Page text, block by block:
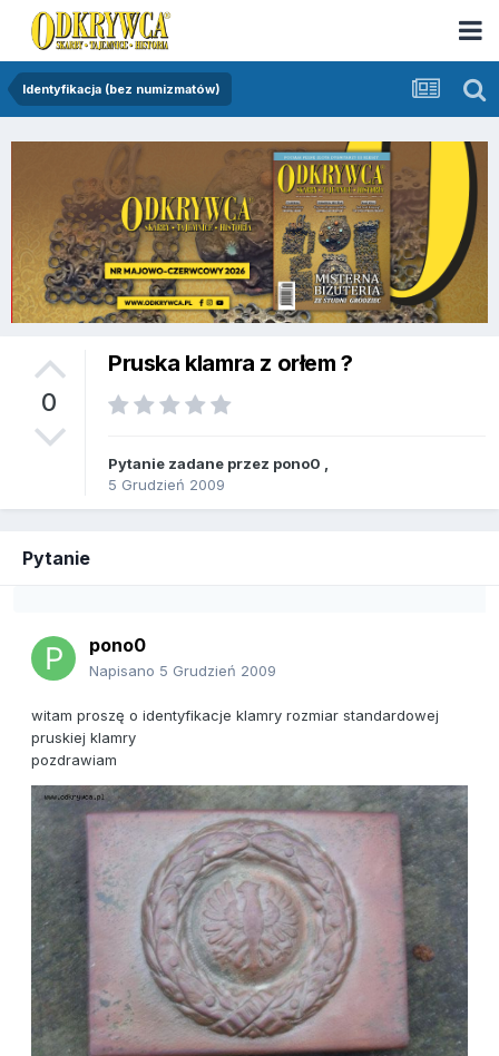
Identyfikacja (bez numizmatów)
0
Pruska klamra z orłem ?
Pytanie zadane przez pono0
5 Grudzień 2009
Pytanie
pono0
Napisano 5 Grudzień 2009
witam proszę o identyfikacje klamry rozmiar standardowej
pruskiej klamry
pozdrawiam